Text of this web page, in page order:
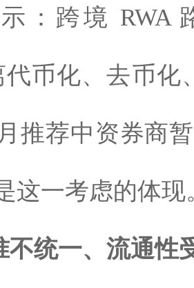
：跨境 RWA
代币化、去币化
推荐中资券商
这一考虑的体现
不统一、流通性